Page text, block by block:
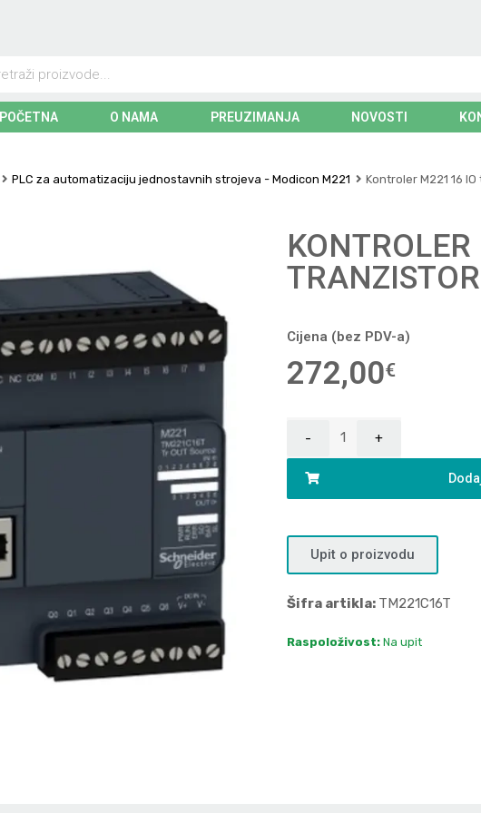
POČETNA O NAMA PREUZIMANJA NOVOSTI
PLC za automatizaciju jednostavnih strojeva - Modicon M221 Kontroler M221 16
Cijena (bez PDV-a)
272,00€
Upit o proizvodu
Šifra artikla: TM221C16T
Raspoloživost: Na upit